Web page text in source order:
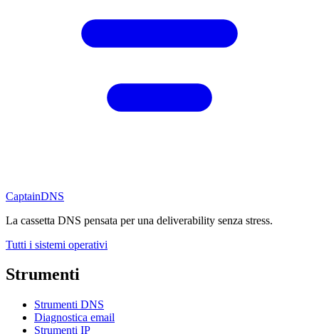
CaptainDNS
La cassetta DNS pensata per una deliverability senza stress.
Tutti i sistemi operativi
Strumenti
Strumenti DNS
Diagnostica email
Strumenti IP